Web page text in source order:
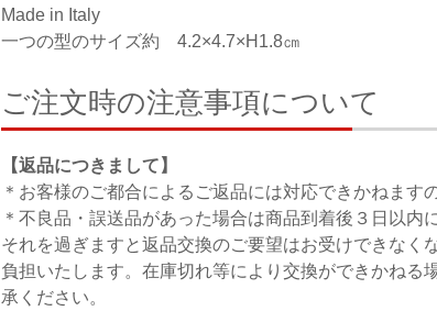
Made in Italy
一つの型のサイズ約 4.2×4.7×H1.8㎝
ご注文時の注意事項について
【返品につきまして】
＊お客様のご都合によるご返品には対応できかねます
＊不良品・誤送品があった場合は商品到着後３日以内
それを過ぎますと返品交換のご要望はお受けできなく
負担いたします。在庫切れ等により交換ができかねる
承ください。